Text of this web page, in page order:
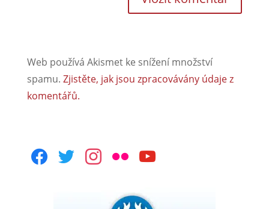
Web používá Akismet ke snížení množství
spamu. Zjistěte, jak jsou zpracovávány údaje z
komentářů.
facebooktwitterinstagram
flickr youtube